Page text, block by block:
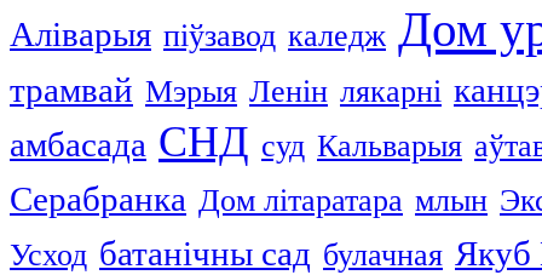
Аліварыя піўзавод каледж Дом
трамвай Мэрыя Ленін лякарні
амбасада СНД суд Кальварыя
Серабранка Дом літаратара млын
Усход батанічны сад булачная Якуб